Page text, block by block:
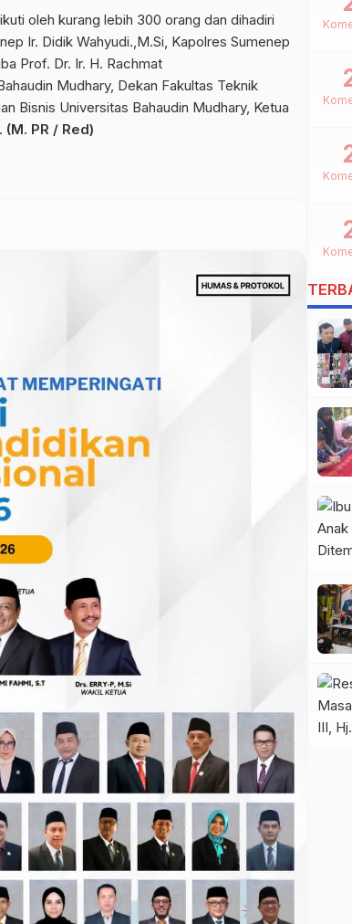
oleh kurang lebih 300 orang dan dihadiri
Ir. Didik Wahyudi.,M.Si, Kapolres Sumenep
Prof. Dr. Ir. H. Rachmat
Mudhary, Dekan Fakultas Teknik
Bisnis Universitas Bahaudin Mudhary, Ketua
(M. PR / Red)